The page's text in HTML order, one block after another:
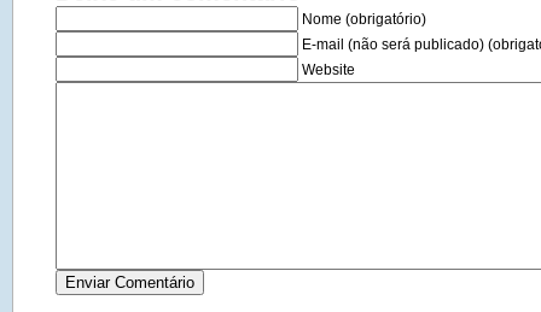
Nome (obrigatório)
E-mail (não será publicado)
Website